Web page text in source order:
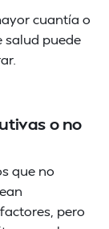
cuantía o
salud puede
o no
que no
pero